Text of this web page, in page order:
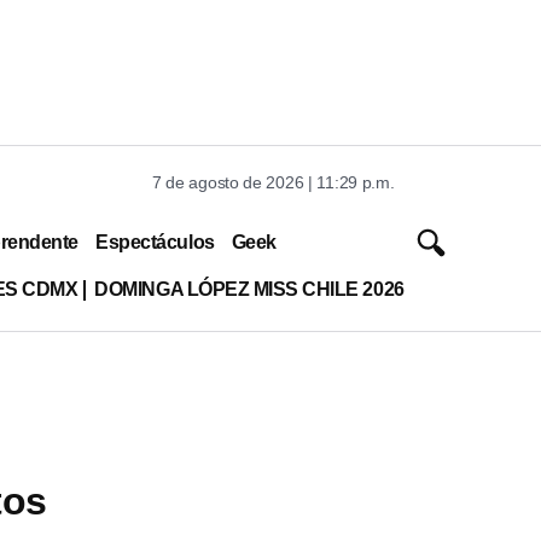
7 de agosto de 2026 | 11:29 p.m.
Espectáculos Geek
CDMX DOMINGA LÓPEZ MISS CHILE 2026